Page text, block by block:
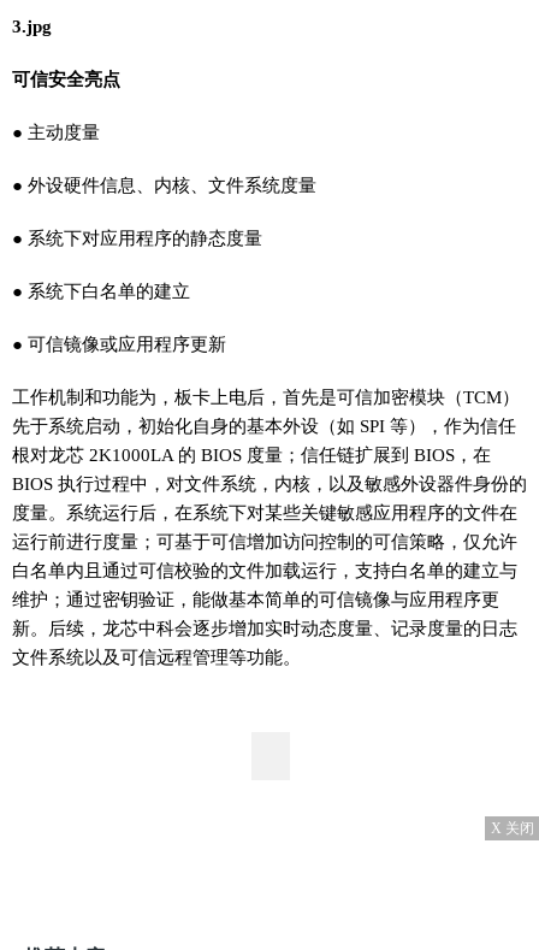
3.jpg
可信安全亮点
● 主动度量
● 外设硬件信息、内核、文件系统度量
● 系统下对应用程序的静态度量
● 系统下白名单的建立
● 可信镜像或应用程序更新
工作机制和功能为，板卡上电后，首先是可信加密模块（TCM）
先于系统启动，初始化自身的基本外设（如 SPI 等），作为信任
根对龙芯 2K1000LA 的 BIOS 度量；信任链扩展到 BIOS，在
BIOS 执行过程中，对文件系统，内核，以及敏感外设器件身份的
度量。系统运行后，在系统下对某些关键敏感应用程序的文件在
运行前进行度量；可基于可信增加访问控制的可信策略，仅允许
白名单内且通过可信校验的文件加载运行，支持白名单的建立与
维护；通过密钥验证，能做基本简单的可信镜像与应用程序更
新。后续，龙芯中科会逐步增加实时动态度量、记录度量的日志
文件系统以及可信远程管理等功能。
X 关闭